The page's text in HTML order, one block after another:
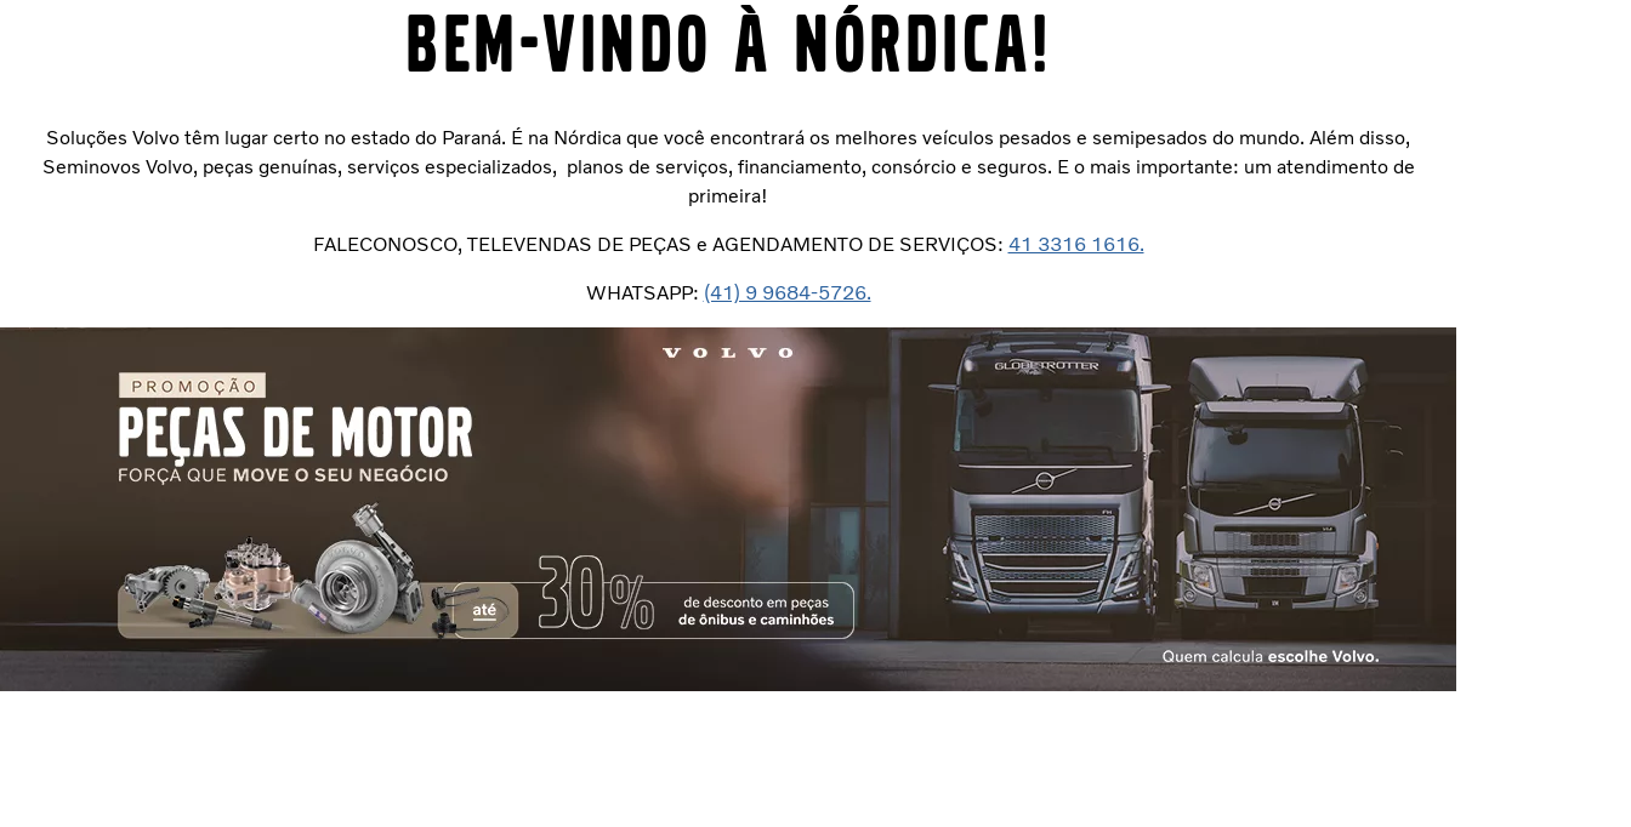
BEM-VINDO À NÓRDICA!
Soluções Volvo têm lugar certo no estado do Paraná. É na Nórdica que você encontrará os melhores veículos pesados e semipesados do mundo. Além disso,
Seminovos Volvo, peças genuínas, serviços especializados, planos de serviços, financiamento, consórcio e seguros. E o mais importante: um atendimento de
primeira!
FALECONOSCO, TELEVENDAS DE PEÇAS e AGENDAMENTO DE SERVIÇOS: 41 3316 1616.
WHATSAPP: (41) 9 9684-5726.